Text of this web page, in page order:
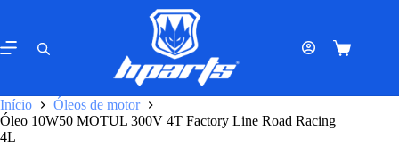
o
conteúdo
Carrinho
Início
Óleos de motor
Óleo 10W50 MOTUL 300V 4T Factory Line Road Racing
4L